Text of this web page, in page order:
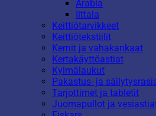
Arabia
Iittala
Keittiötarvikkeet
Keittiötekstiilit
Kernit ja vahakankaat
Kertakäyttöastiat
Kylmälaukut
Pakastus- ja
Tarjottimet ja tabletit
Juomapullot ja